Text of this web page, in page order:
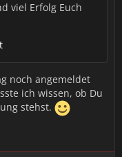
viel Erfolg Euch
noch angemeldet
ich wissen, ob Du
stehst.